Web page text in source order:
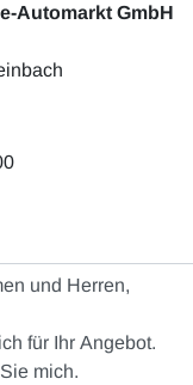
Automarkt GmbH